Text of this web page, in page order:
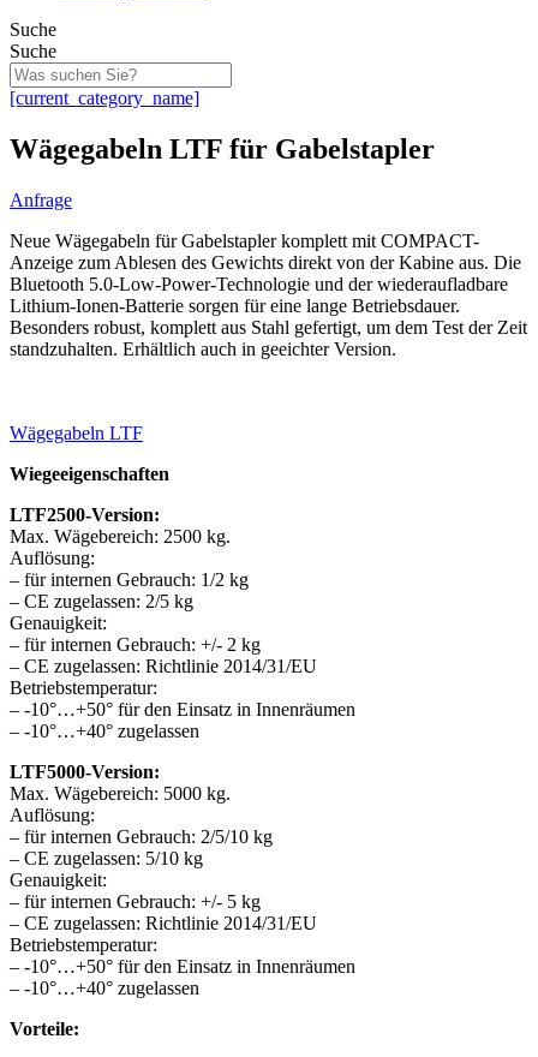
Suche
Suche
[current_category_name]
Wägegabeln LTF für Gabelstapler
Anfrage
Neue Wägegabeln für Gabelstapler komplett mit COMPACT-
Anzeige zum Ablesen des Gewichts direkt von der Kabine aus. Die
Bluetooth 5.0-Low-Power-Technologie und der wiederaufladbare
Lithium-Ionen-Batterie sorgen für eine lange Betriebsdauer.
Besonders robust, komplett aus Stahl gefertigt, um dem Test der Zeit
standzuhalten. Erhältlich auch in geeichter Version.
Wägegabeln LTF
Wiegeeigenschaften
LTF2500-Version:
Max. Wägebereich: 2500 kg.
Auflösung:
– für internen Gebrauch: 1/2 kg
– CE zugelassen: 2/5 kg
Genauigkeit:
– für internen Gebrauch: +/- 2 kg
– CE zugelassen: Richtlinie 2014/31/EU
Betriebstemperatur:
– -10°…+50° für den Einsatz in Innenräumen
– -10°…+40° zugelassen
LTF5000-Version:
Max. Wägebereich: 5000 kg.
Auflösung:
– für internen Gebrauch: 2/5/10 kg
– CE zugelassen: 5/10 kg
Genauigkeit:
– für internen Gebrauch: +/- 5 kg
– CE zugelassen: Richtlinie 2014/31/EU
Betriebstemperatur:
– -10°…+50° für den Einsatz in Innenräumen
– -10°…+40° zugelassen
Vorteile: